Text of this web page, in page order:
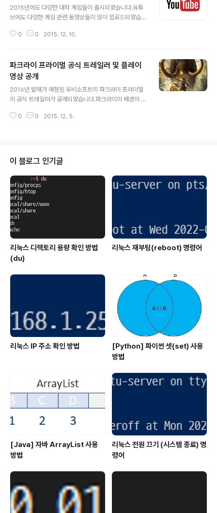
2015년에도 다양한 대작 게임들이 출시되었습니다.유튜
브에도 다양한 게임 관련 동영상들이 많이 업로드되었습니
다양한 영상으로 재탄생했습니다.2015년 유튜브 선정 인
티를 자랑하는 CoC 광고에 리암 니슨이 등장한 슈퍼볼 광
고입니다.게임에 대한 내용을 재밌게 잘 표현했습니다.2.
Real GTAGTA를 완벽하게 재현한 Real GTA입니다.
Grand Theft Auto V의 게임 내용을 충실하게 재현하고
밌게 즐긴 게임입니다.3. Star Wars..
0 0 2015. 12. 10.
파크라이 프라이멀 공식 트레일러 및 플레이
영상 공개
2016년 발매가 예정된 유비소프트의 파크라이 프라이멀
의 공식 트레일러가 공개되었습니다.파크라이의 배경이 석
트레일러를 공개했습니다.영상은 1080p로 설정해서 보는
멀의 공식페이지에도 BECOME THE BEAST MASTER
라는 문구가 보입니다.또한 무기 역시 활과 창과 같은 무기
를 사용합니다.주인공은 타카(Takkar)라는 부족의 마지막
생존자로 석기 시대에서 생존해야 합니다.파크라이라는 이
름과 독특한 배경으로 인해서 상당히 기대가 많이 되는 작
품입니다.PC, XBOX ONE, PS4..
0 0 2015. 12. 5.
이 블로그 인기글
리눅스 디렉토리 용량 확인 방법
(du)
리눅스 재부팅(reboot) 명령어
리눅스 IP 주소 확인 방법
[Python] 파이썬 셋(set) 사용
방법
[Java] 자바 ArrayList 사용
방법
리눅스 전원 끄기 (시스템 종료) 명
령어